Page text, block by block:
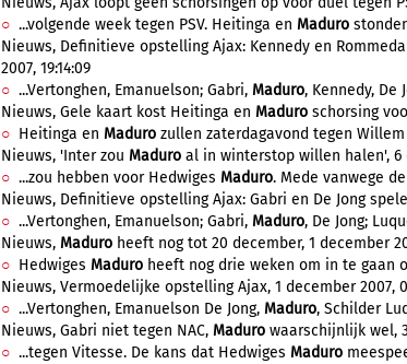
...volgende week tegen PSV. Heitinga en Maduro
Nieuws, Definitieve opstelling Ajax: Kennedy en
2007, 19:14:09
...Vertonghen, Emanuelson; Gabri, Maduro, Kennedy, De
Nieuws, Gele kaart kost Heitinga en Maduro schorsing
Heitinga en Maduro zullen zaterdagavond tegen
Nieuws, 'Inter zou Maduro al in winterstop willen halen', 6
...zou hebben voor Hedwiges Maduro. Mede vanwege
Nieuws, Definitieve opstelling Ajax: Gabri en De Jong
...Vertonghen, Emanuelson; Gabri, Maduro, De Jong;
Nieuws, Maduro heeft nog tot 20 december, 1 december
Hedwiges Maduro heeft nog drie weken om in te gaan
Nieuws, Vermoedelijke opstelling Ajax, 1 december 2007,
...Vertonghen, Emanuelson De Jong, Maduro, Schilder
Nieuws, Gabri niet tegen NAC, Maduro waarschijnlijk wel,
...tegen Vitesse. De kans dat Hedwiges Maduro